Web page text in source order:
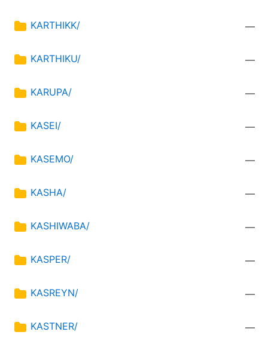
KARTHIKK/ —
KARTHIKU/ —
KARUPA/ —
KASEI/ —
KASEMO/ —
KASHA/ —
KASHIWABA/ —
KASPER/ —
KASREYN/ —
KASTNER/ —